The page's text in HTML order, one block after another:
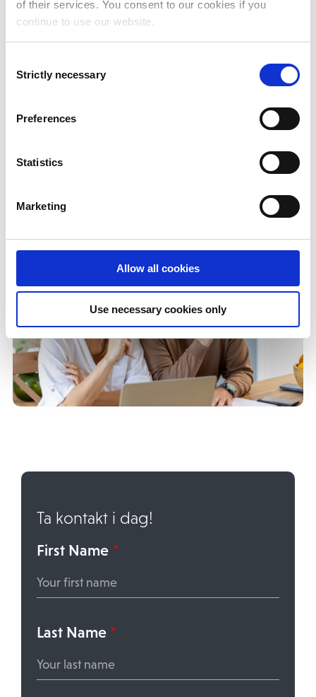
of their services. You consent to our cookies if you
continue to use our website.
Selection
Strictly necessary
Preferences
Statistics
Marketing
Allow all cookies
Use necessary cookies only
Én løsning. Én kilde til
forblir koblet til bedriften, ikke bare samtalen
Kontor for skapelse
IFS Cloud for kontroll, sporbarhet og styring
Ta kontakt i dag!
First Name *
Last Name *